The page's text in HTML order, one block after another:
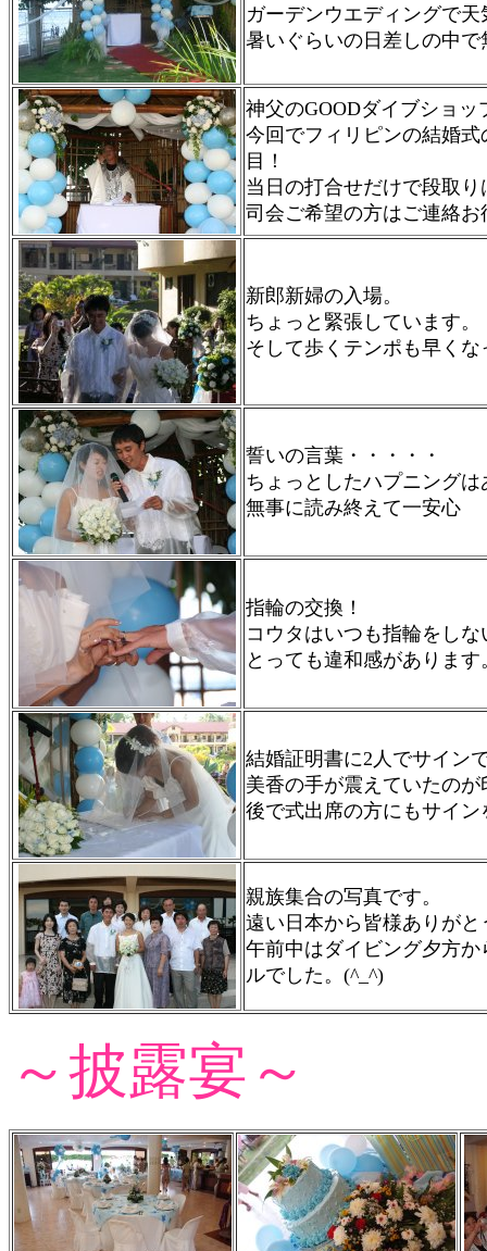
ガーデンウエディングで
暑いぐらいの日差しの中
神父のGOODダイブショッ
今回でフィリピンの結婚
目！
当日の打合せだけで段取
司会ご希望の方はご連絡
新郎新婦の入場。
ちょっと緊張しています。
そして歩くテンポも早く
誓いの言葉・・・・・
ちょっとしたハプニング
無事に読み終えて一安心
指輪の交換！
コウタはいつも指輪をしな
とっても違和感があります
結婚証明書に2人でサイン
美香の手が震えていたの
後で式出席の方にもサイ
親族集合の写真です。
遠い日本から皆様ありが
午前中はダイビング夕方
ルでした。(^_^)
～披露宴～